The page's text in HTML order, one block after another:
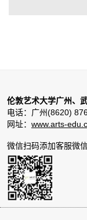
伦敦艺术大学广州、
电话：广州(8620)
网址： www.arts-
微信扫码添加客服微信